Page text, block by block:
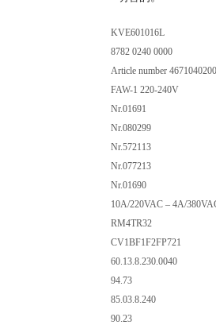
KVE601016L
8782 0240 0000
Article number
FAW-1 220-240V
Nr.01691
Nr.080299
Nr.572113
Nr.077213
Nr.01690
10A/220VAC – 4A/
RM4TR32
CV1BF1F2FP721
60.13.8.230.0040
94.73
85.03.8.240
90.23